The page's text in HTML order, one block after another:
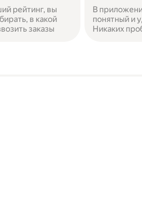
рейтинг, вы
в какой
заказы
В
понятный и
Никаких